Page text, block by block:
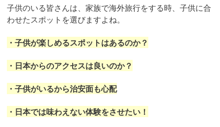
子供のいる皆さんは、家族で海外旅行をする時、子供に合
わせたスポットを選びますよね。
・子供が楽しめるスポットはあるのか？
・日本からのアクセスは良いのか？
・子供がいるから治安面も心配
・日本では味わえない体験をさせたい！